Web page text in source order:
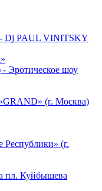
Dj PAUL VINITSKY
Эротическое шоу
(г. Москва)
(г.
пл. Куйбышева